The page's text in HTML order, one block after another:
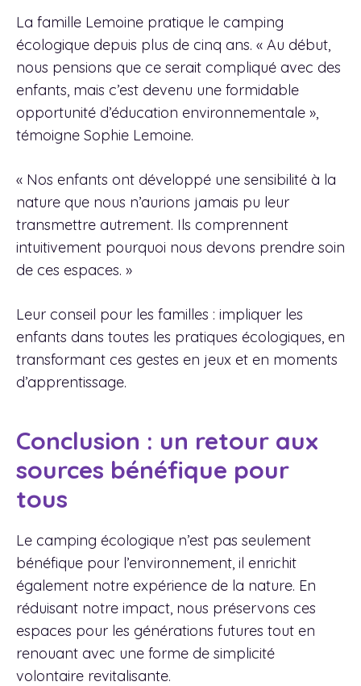
La famille Lemoine pratique le camping
écologique depuis plus de cinq ans. « Au début,
nous pensions que ce serait compliqué avec des
enfants, mais c’est devenu une formidable
opportunité d’éducation environnementale »,
témoigne Sophie Lemoine.
« Nos enfants ont développé une sensibilité à la
nature que nous n’aurions jamais pu leur
transmettre autrement. Ils comprennent
intuitivement pourquoi nous devons prendre soin
de ces espaces. »
Leur conseil pour les familles : impliquer les
enfants dans toutes les pratiques écologiques, en
transformant ces gestes en jeux et en moments
d’apprentissage.
Conclusion : un retour aux
sources bénéfique pour
tous
Le camping écologique n’est pas seulement
bénéfique pour l’environnement, il enrichit
également notre expérience de la nature. En
réduisant notre impact, nous préservons ces
espaces pour les générations futures tout en
renouant avec une forme de simplicité
volontaire revitalisante.